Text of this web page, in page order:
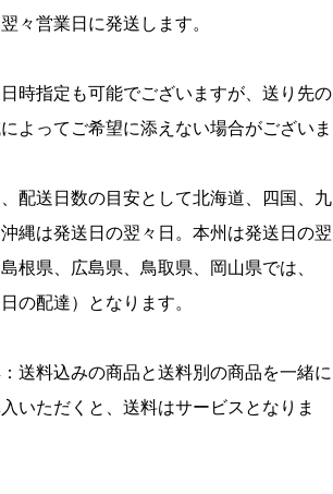
々営業日に発送します。
時指定も可能でございますが、送り先の
よってご希望に添えない場合がございま
、配送日数の目安として北海道、四国、九
縄は発送日の翌々日。本州は発送日の翌
根県、広島県、鳥取県、岡山県では、
の配達）となります。
送料込みの商品と送料別の商品を一緒に
いただくと、送料はサービスとなりま